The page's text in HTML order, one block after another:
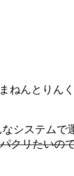
んとりん
システム
クリたいの